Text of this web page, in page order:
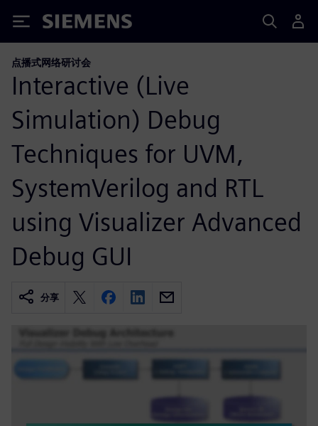
Siemens
点播式网络研讨会
Interactive (Live
Simulation) Debug
Techniques for UVM,
SystemVerilog and RTL
using Visualizer Advanced
Debug GUI
分享